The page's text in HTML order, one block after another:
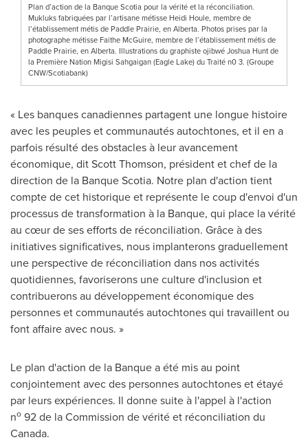
Plan d’action de la Banque Scotia pour la vérité et la réconciliation.
Mukluks fabriquées par l’artisane métisse Heidi Houle, membre de
l’établissement métis de Paddle Prairie, en Alberta. Photos prises par la
photographe métisse Faithe McGuire, membre de l’établissement métis de
Paddle Prairie, en Alberta. Illustrations du graphiste ojibwé Joshua Hunt de
la Première Nation Migisi Sahgaigan (Eagle Lake) du Traité n0 3. (Groupe
CNW/Scotiabank)
« Les banques canadiennes partagent une longue histoire
avec les peuples et communautés autochtones, et il en a
parfois résulté des obstacles à leur avancement
économique, ditScott Thomson, président et chef de la
direction de la Banque Scotia. Notre plan d'action tient
compte de cet historique et représente le coup d'envoi d'un
processus de transformation à la Banque, qui place la vérité
au cœur de ses efforts de réconciliation. Grâce à des
initiatives significatives, nous implanterons graduellement
une perspective de réconciliation dans nos activités
quotidiennes, favoriserons une culture d'inclusion et
contribuerons au développement économique des
personnes et communautés autochtones qui travaillent ou
font affaire avec nous. »
Le plan d'action de la Banque a été mis au point
conjointement avec des personnes autochtones et étayé
par leurs expériences. Il donne suite à l'appel à l'action
no 92 de la Commission de vérité et réconciliation du
Canada.